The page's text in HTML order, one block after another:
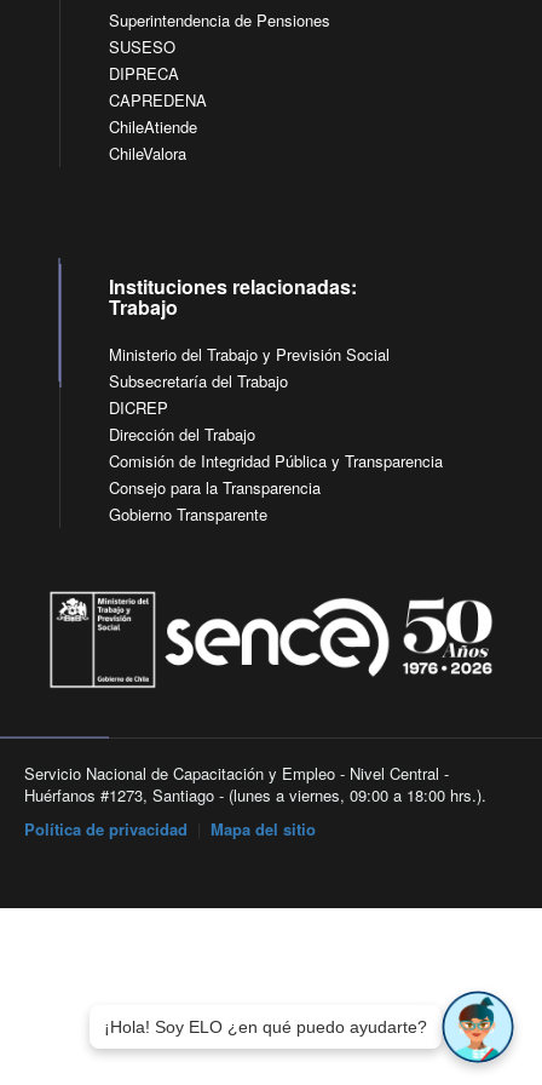
Superintendencia de Pensiones
SUSESO
DIPRECA
CAPREDENA
ChileAtiende
ChileValora
Instituciones relacionadas:
Trabajo
Ministerio del Trabajo y Previsión Social
Subsecretaría del Trabajo
DICREP
Dirección del Trabajo
Comisión de Integridad Pública y Transparencia
Consejo para la Transparencia
Gobierno Transparente
Servicio Nacional de Capacitación y Empleo - Nivel Central -
Huérfanos #1273, Santiago - (lunes a viernes, 09:00 a 18:00 hrs.).
Política de privacidad
Mapa del sitio
¡Hola! Soy ELO ¿en qué puedo ayudarte?